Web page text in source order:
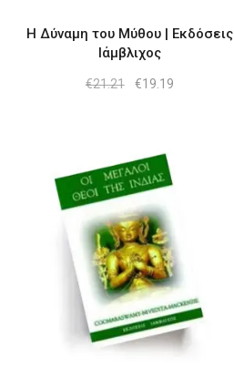
Η Δύναμη του Μύθου | Εκδόσεις
Ιάμβλιχος
€21.21
Original
€19.19Η